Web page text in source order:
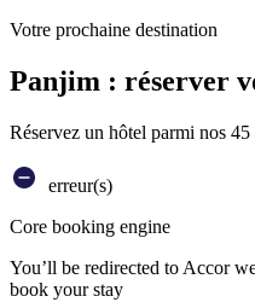
Votre prochaine destination
Panjim : réserver
Réservez un hôtel parmi nos
erreur(s)
Core booking engine
You’ll be redirected to Accor
book your stay